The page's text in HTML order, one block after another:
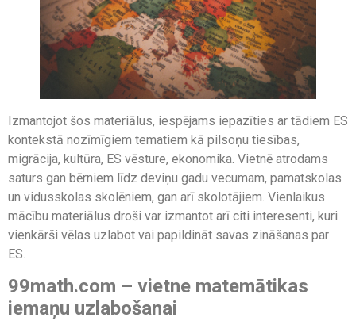
Izmantojot šos materiālus, iespējams iepazīties ar tādiem ES
kontekstā nozīmīgiem tematiem kā pilsoņu tiesības,
migrācija, kultūra, ES vēsture, ekonomika. Vietnē atrodams
saturs gan bērniem līdz deviņu gadu vecumam, pamatskolas
un vidusskolas skolēniem, gan arī skolotājiem. Vienlaikus
mācību materiālus droši var izmantot arī citi interesenti, kuri
vienkārši vēlas uzlabot vai papildināt savas zināšanas par
ES.
99math.com – vietne matemātikas
iemaņu uzlabošanai